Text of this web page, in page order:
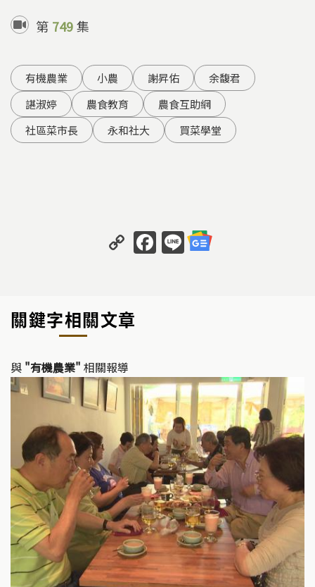
第 749集
有機農業 小農 謝昇佑
余馥君
諶淑婷
農食教育
農食互助網
社區菜市長
永和社大 買菜學堂
C
o
y
Li
k
F
a
o
k
Li
n
關鍵字相關文章
與 "有機農業" 相關報導